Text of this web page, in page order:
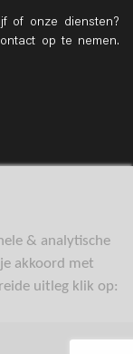
of onze diensten?
op te nemen.
& analytische
akkoord met
uitleg klik op: